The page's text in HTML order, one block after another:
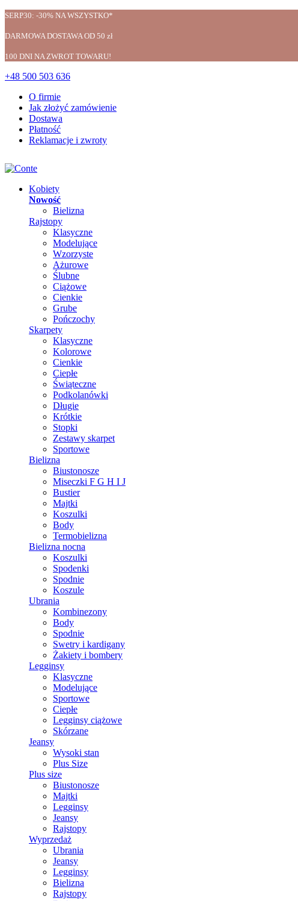
SERP30: -30% NA WSZYSTKO*
DARMOWA DOSTAWA OD 50 zł
100 DNI NA ZWROT TOWARU!
+48 500 503 636
O firmie
Jak złożyć zamówienie
Dostawa
Płatność
Reklamacje i zwroty
Kobiety
Nowość
Bielizna
Rajstopy
Klasyczne
Modelujące
Wzorzyste
Ażurowe
Ślubne
Ciążowe
Cienkie
Grube
Pończochy
Skarpety
Klasyczne
Kolorowe
Cienkie
Ciepłe
Świąteczne
Podkolanówki
Długie
Krótkie
Stopki
Zestawy skarpet
Sportowe
Bielizna
Biustonosze
Miseczki F G H I J
Bustier
Majtki
Koszulki
Body
Termobielizna
Bielizna nocna
Koszulki
Spodenki
Spodnie
Koszule
Ubrania
Kombinezony
Body
Spodnie
Swetry i kardigany
Żakiety i bombery
Legginsy
Klasyczne
Modelujące
Sportowe
Ciepłe
Legginsy ciążowe
Skórzane
Jeansy
Wysoki stan
Plus Size
Plus size
Biustonosze
Majtki
Legginsy
Jeansy
Rajstopy
Wyprzedaż
Ubrania
Jeansy
Legginsy
Bielizna
Rajstopy